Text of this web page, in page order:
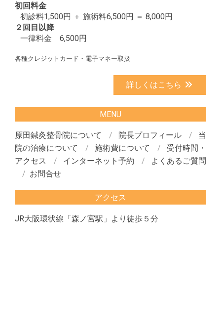
初回料金
初診料1,500円 ＋ 施術料6,500円 ＝ 8,000円
２回目以降
一律料金 6,500円
各種クレジットカード・電子マネー取扱
詳しくはこちら
MENU
原田鍼灸整骨院について 院長プロフィール
当
院の治療について
施術費について
受付時間・
アクセス
インターネット予約
よくあるご質問
お問合せ
アクセス
JR大阪環状線「森ノ宮駅」より徒歩５分